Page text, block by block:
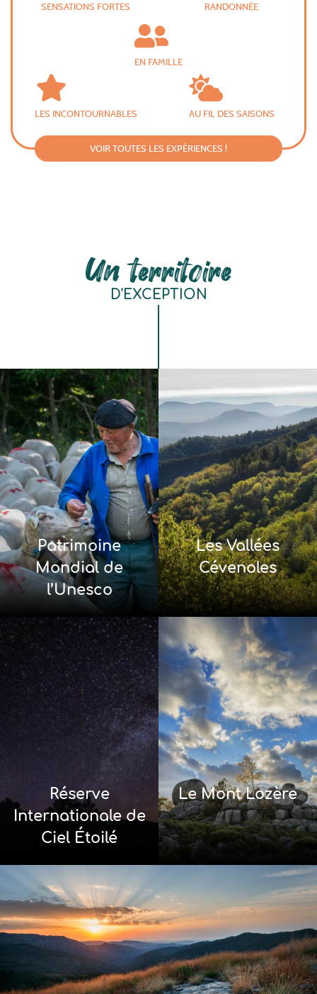
SENSATIONS FORTES RANDONNÉE
EN FAMILLE
LES INCONTOURNABLES AU FIL DES SAISONS
VOIR TOUTES LES EXPÉRIENCES !
Un territoire
D'EXCEPTION
Patrimoine
Mondial de
l’Unesco
Les Vallées
Cévenoles
Réserve
Internationale de
Ciel Étoilé
Le Mont Lozère